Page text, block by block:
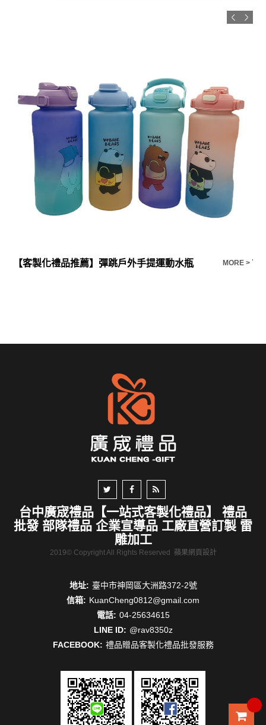
【客製化禮品推薦】彈跳戶外手提運動水瓶 MORE >
台中廣宬禮品【一站式客製化禮品】 禮品
批發 部隊禮品 企業宣導品 工廠直營訂製 雷
雕加工
2019© Copyright All Rights Reserved 蘋果網頁設計
地址: 臺中市神岡區大洲路372-2號
信箱: KuanCheng0812@gmail.com
電話: 04-25634615
LINE ID: @rav8350z
FACEBOOK: 禮品贈品客製化禮品批發服務